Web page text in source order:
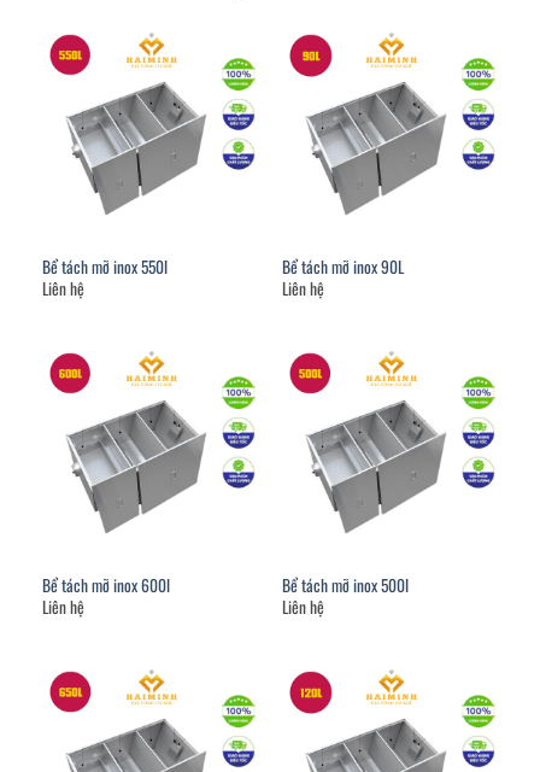
Bể tách mỡ inox 550l
Liên hệ
Bể tách mỡ inox 90L
Liên hệ
Bể tách mỡ inox 600l
Liên hệ
Bể tách mỡ inox 500l
Liên hệ